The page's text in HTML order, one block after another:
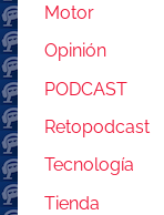
Motor
Opinión
PODCAST
Retopodcast
Tecnología
Tienda